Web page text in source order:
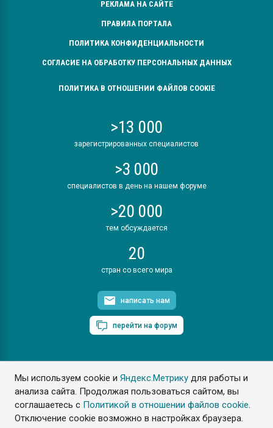
Мы используем cookie иЯндекс.Метрику для работы и
анализа сайта. Продолжая пользоваться сайтом, вы
соглашаетесь с Политикой в отношении файлов cookie.
Отключение cookie возможно в настройках браузера.
РЕКЛАМА НА САЙТЕ
ПРАВИЛА ПОРТАЛА
ПОЛИТИКА КОНФИДЕНЦИАЛЬНОСТИ
СОГЛАСИЕ НА ОБРАБОТКУ ПЕРСОНАЛЬНЫХ ДАННЫХ
ПОЛИТИКА В ОТНОШЕНИИ ФАЙЛОВ COOKIE
>13 000
зарегистрированных специалистов
>3 000
специалистов в день на нашем форуме
>20 000
тем обсуждается
20
стран со всего мира
написать нам
перейти на форум
ПластЭксперт © 2006. Все права защищены
Разрешается копирование материалов сайта с обязательной
ссылкой на www.e-plastic.ru
Разработка сайта